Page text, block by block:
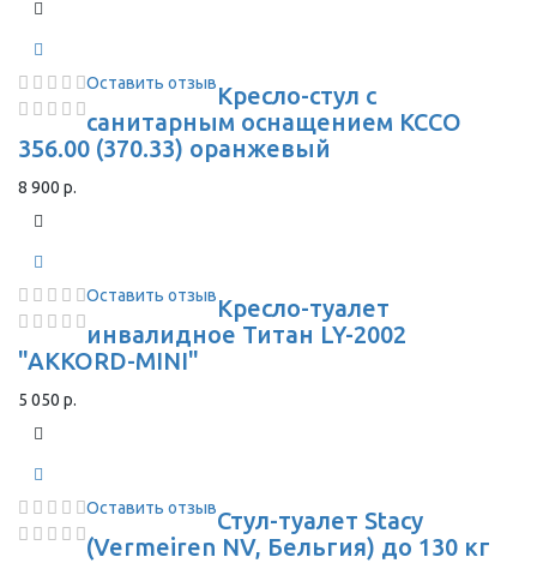
Оставить отзывКресло-стул с
санитарным оснащением КССО
356.00 (370.33) оранжевый
8 900 р.
Оставить отзывКресло-туалет
инвалидное Титан LY-2002
"AKKORD-MINI"
5 050 р.
Оставить отзывСтул-туалет Stacy
(Vermeiren NV, Бельгия) до 130 кг